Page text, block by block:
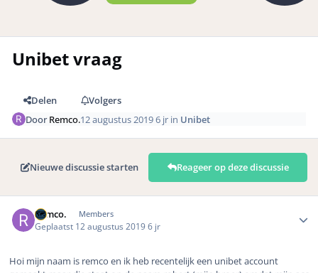
Unibet vraag
Delen
Volgers
DoorRemco.12 augustus 20196 jr in Unibet
Nieuwe discussie starten Reageer op deze discussie
Remco. Members
Geplaatst 12 augustus 20196 jr
Hoi mijn naam is remco en ik heb recentelijk een unibet account